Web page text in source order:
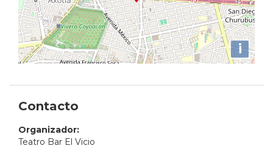
i
Contacto
Organizador:
Teatro Bar El Vicio